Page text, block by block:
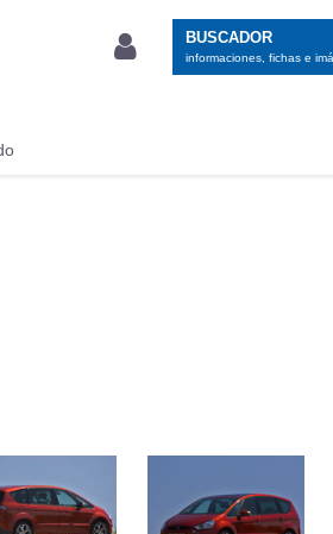
BUSCADOR
informaciones, fichas e